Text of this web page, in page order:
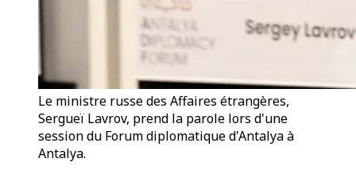
Le ministre russe des Affaires étrangères,
Sergueï Lavrov, prend la parole lors d'une
session du Forum diplomatique d'Antalya à
Antalya.